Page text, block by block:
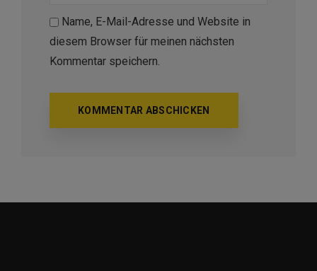
Name, E-Mail-Adresse und Website in
diesem Browser für meinen nächsten
Kommentar speichern.